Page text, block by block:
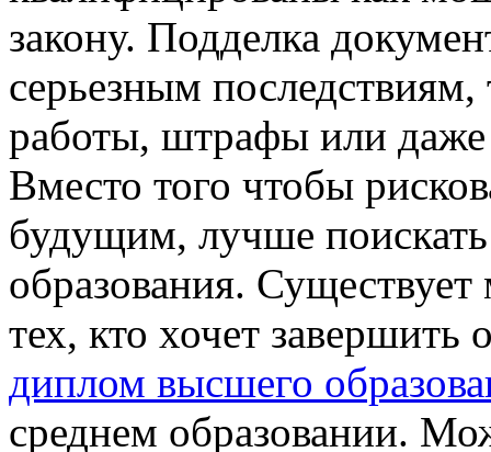
закону. Подделка
серьезным
работы, штрафы или даже
Вместо того чтобы
будущим, лучше
образования.
тех, кто хочет завершить
диплом высшего
среднем образовании.